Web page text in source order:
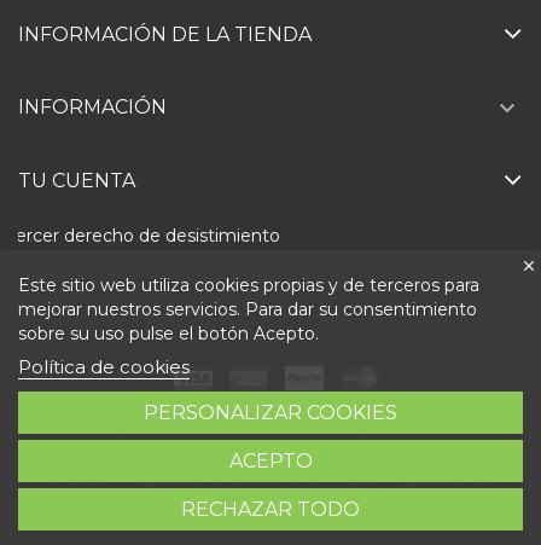
INFORMACIÓN DE LA TIENDA
Este sitio web utiliza cookies propias y de terceros para
mejorar nuestros servicios. Para dar su consentimiento
sobre su uso pulse el botón Acepto.
Política de cookies
PERSONALIZAR COOKIES
RECHAZAR TODO
ACEPTO
INFORMACIÓN 
TU CUENTA
Ejercer derecho de desistimiento
Todos los precios son indicados con impuestos incluidos
© 2026 - Repuestolandia.es. Una marca registrada de
Abastec S.L. Diseño web:Direfentes